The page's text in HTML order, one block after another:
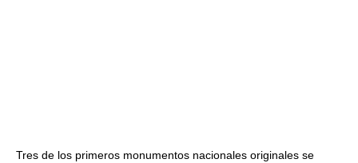
Tres de los primeros monumentos nacionales originales se